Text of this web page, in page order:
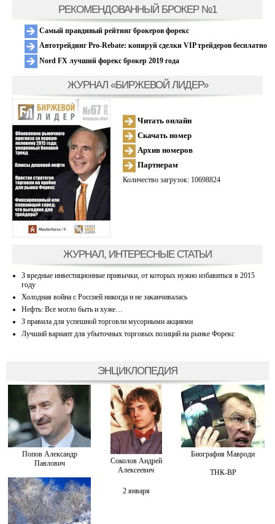
РЕКОМЕНДОВАННЫЙ БРОКЕР №1
Самый правдивый рейтинг брокеров форекс
Автотрейдинг Pro-Rebate: копируй сделки VIP трейдеров бесплатно
Nord FX лучший форекс брокер 2019 года
ЖУРНАЛ «БИРЖЕВОЙ ЛИДЕР»
Читать онлайн
Скачать номер
Архив номеров
Партнерам
Количество загрузок: 10698824
ЖУРНАЛ, ИНТЕРЕСНЫЕ СТАТЬИ
3 вредные инвестиционные привычки, от которых нужно избавиться в 2015
году
Холодная война с Россией никогда и не заканчивалась
Нефть: Все могло быть и хуже…
3 правила для успешной торговли мусорными акциями
Лучший вариант для убыточных торговых позиций на рынке Форекс
ЭНЦИКЛОПЕДИЯ
Попов Александр
Павлович
Соколов Андрей
Алексеевич
Биография Мавроди
ТНК-BP
2 января